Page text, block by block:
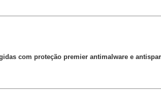
com proteção premier antimalware e